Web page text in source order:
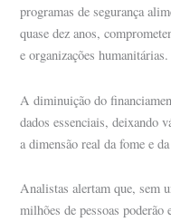
programas de segurança
quase dez anos,
e organizações humanitárias.
A diminuição do
dados essenciais, deixando
a dimensão real da fome e
Analistas alertam que, sem
milhões de pessoas